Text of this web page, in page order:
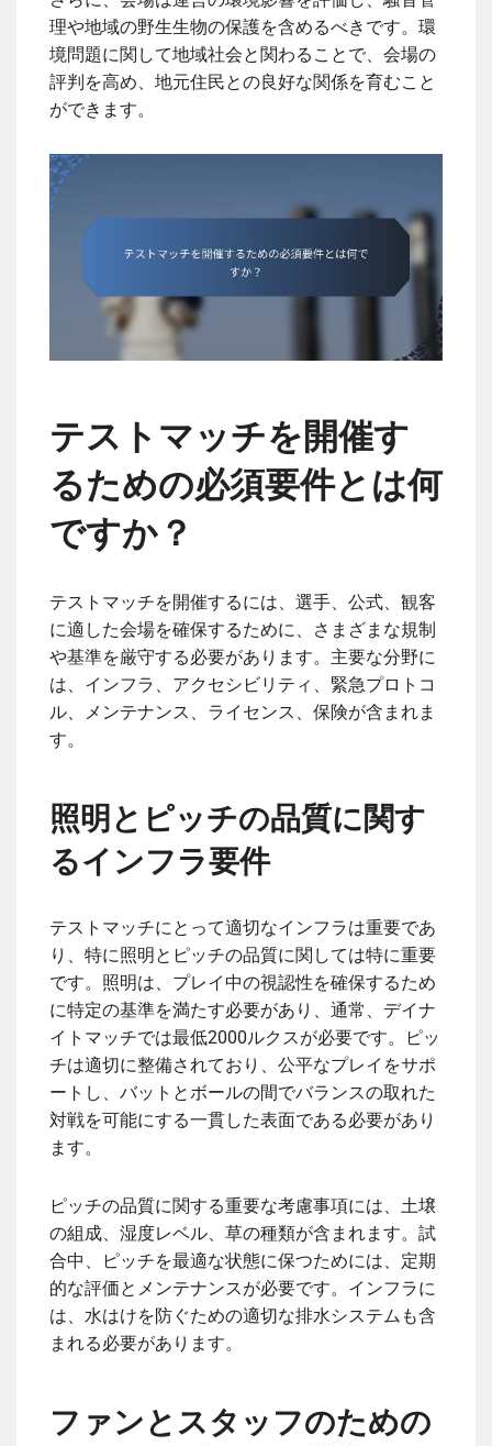
理や地域の野生生物の保護を含めるべきです。環
境問題に関して地域社会と関わることで、会場の
評判を高め、地元住民との良好な関係を育むこと
ができます。
テストマッチを開催す
るための必須要件とは何
ですか？
テストマッチを開催するには、選手、公式、観客
に適した会場を確保するために、さまざまな規制
や基準を厳守する必要があります。主要な分野に
は、インフラ、アクセシビリティ、緊急プロトコ
ル、メンテナンス、ライセンス、保険が含まれま
す。
照明とピッチの品質に関す
るインフラ要件
テストマッチにとって適切なインフラは重要であ
り、特に照明とピッチの品質に関しては特に重要
です。照明は、プレイ中の視認性を確保するため
に特定の基準を満たす必要があり、通常、デイナ
イトマッチでは最低2000ルクスが必要です。ピッ
チは適切に整備されており、公平なプレイをサポ
ートし、バットとボールの間でバランスの取れた
対戦を可能にする一貫した表面である必要があり
ます。
ピッチの品質に関する重要な考慮事項には、土壌
の組成、湿度レベル、草の種類が含まれます。試
合中、ピッチを最適な状態に保つためには、定期
的な評価とメンテナンスが必要です。インフラに
は、水はけを防ぐための適切な排水システムも含
まれる必要があります。
ファンとスタッフのための